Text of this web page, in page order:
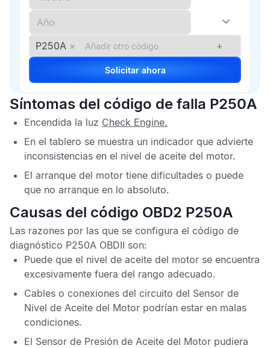
P250A × +
Solicitar ahora
Síntomas del código de falla P250A
Encendida la luz Check Engine.
En el tablero se muestra un indicador que advierte
inconsistencias en el nivel de aceite del motor.
El arranque del motor tiene dificultades o puede
que no arranque en lo absoluto.
Causas del código OBD2 P250A
Las razones por las que se configura el código de
diagnóstico P250A OBDII son:
Puede que el nivel de aceite del motor se encuentra
excesivamente fuera del rango adecuado.
Cables o conexiones del circuito del Sensor de
Nivel de Aceite del Motor podrían estar en malas
condiciones.
El Sensor de Presión de Aceite del Motor pudiera